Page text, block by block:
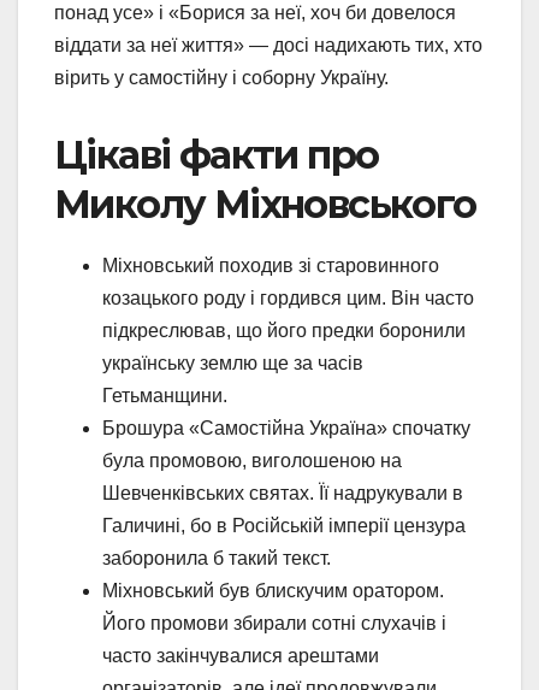
понад усе» і «Борися за неї, хоч би довелося
віддати за неї життя» — досі надихають тих, хто
вірить у самостійну і соборну Україну.
Цікаві факти про
Миколу Міхновського
Міхновський походив зі старовинного
козацького роду і гордився цим. Він часто
підкреслював, що його предки боронили
українську землю ще за часів
Гетьманщини.
Брошура «Самостійна Україна» спочатку
була промовою, виголошеною на
Шевченківських святах. Її надрукували в
Галичині, бо в Російській імперії цензура
заборонила б такий текст.
Міхновський був блискучим оратором.
Його промови збирали сотні слухачів і
часто закінчувалися арештами